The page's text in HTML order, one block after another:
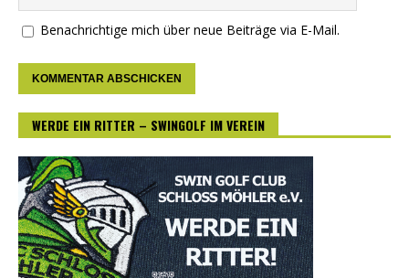
Benachrichtige mich über neue Beiträge via E-Mail.
WERDE EIN RITTER – SWINGOLF IM VEREIN